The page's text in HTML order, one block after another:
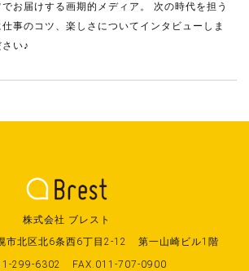
お届けする画期的メディア。 次の時代を担う
事のコツ、楽しさについてインタビューしま
い♪
株式会社 ブレスト
市北区北6条西6丁目2-12
第一山崎ビル1階
299-6302
FAX.011-707-0900